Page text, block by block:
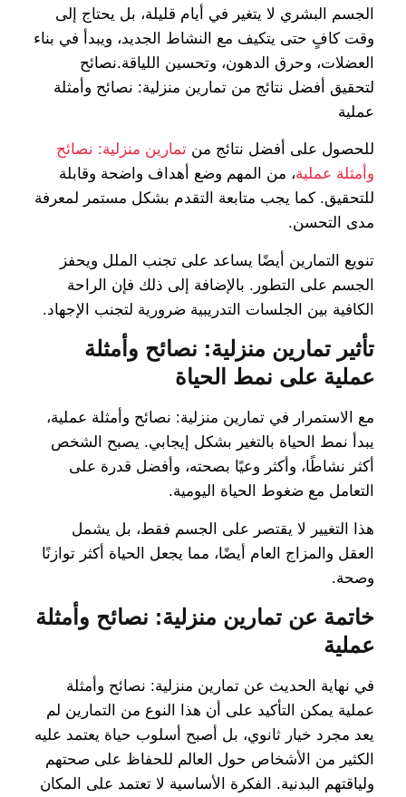
الجسم البشري لا يتغير في أيام قليلة، بل يحتاج إلى
وقت كافٍ حتى يتكيف مع النشاط الجديد، ويبدأ في بناء
العضلات، وحرق الدهون، وتحسين اللياقة.نصائح
لتحقيق أفضل نتائج من تمارين منزلية: نصائح وأمثلة
عملية
للحصول على أفضل نتائج من تمارين منزلية: نصائح
وأمثلة عملية، من المهم وضع أهداف واضحة وقابلة
للتحقيق. كما يجب متابعة التقدم بشكل مستمر لمعرفة
مدى التحسن.
تنويع التمارين أيضًا يساعد على تجنب الملل ويحفز
الجسم على التطور. بالإضافة إلى ذلك فإن الراحة
الكافية بين الجلسات التدريبية ضرورية لتجنب الإجهاد.
تأثير تمارين منزلية: نصائح وأمثلة
عملية على نمط الحياة
مع الاستمرار في تمارين منزلية: نصائح وأمثلة عملية،
يبدأ نمط الحياة بالتغير بشكل إيجابي. يصبح الشخص
أكثر نشاطًا، وأكثر وعيًا بصحته، وأفضل قدرة على
التعامل مع ضغوط الحياة اليومية.
هذا التغيير لا يقتصر على الجسم فقط، بل يشمل
العقل والمزاج العام أيضًا، مما يجعل الحياة أكثر توازنًا
وصحة.
خاتمة عن تمارين منزلية: نصائح وأمثلة
عملية
في نهاية الحديث عن تمارين منزلية: نصائح وأمثلة
عملية يمكن التأكيد على أن هذا النوع من التمارين لم
يعد مجرد خيار ثانوي، بل أصبح أسلوب حياة يعتمد عليه
الكثير من الأشخاص حول العالم للحفاظ على صحتهم
ولياقتهم البدنية. الفكرة الأساسية لا تعتمد على المكان